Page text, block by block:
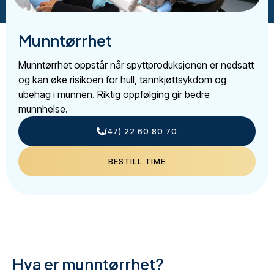
Munntørrhet
Munntørrhet oppstår når spyttproduksjonen er nedsatt
og kan øke risikoen for hull, tannkjøttsykdom og
ubehag i munnen. Riktig oppfølging gir bedre
munnhelse.
(47) 22 60 80 70
BESTILL TIME
Hva er munntørrhet?